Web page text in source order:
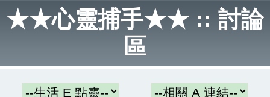
★★心靈捕手★★ :: 討論
區